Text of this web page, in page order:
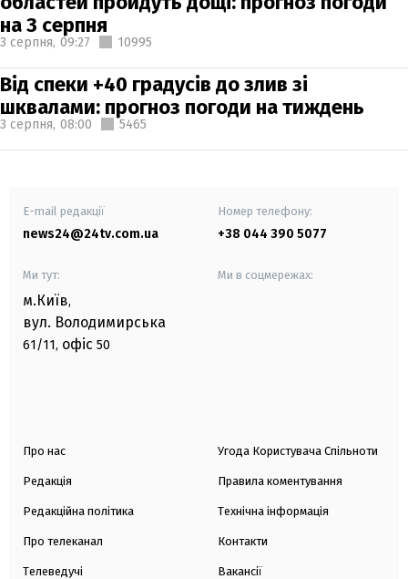
на 3 серпня
3 серпня, 09:27 10995
Від спеки +40 градусів до злив зі
шквалами: прогноз погоди на тиждень
3 серпня, 08:00 5465
E-mail редакції
news24@24tv.com.ua
Номер телефону:
+38 044 390 5077
Ми тут:
м.Київ,
вул. Володимирська
61/11, офіс 50
Ми в соцмережах:
Про нас
Редакція
Редакційна політика
Про телеканал
Телеведучі
Угода Користувача Спільноти
Правила коментування
Технічна інформація
Контакти
Вакансії